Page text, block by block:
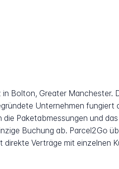
Bolton, Greater Manchester.
Unternehmen fungiert
Paketabmessungen und das
Buchung ab. Parcel2Go
Verträge mit einzelnen